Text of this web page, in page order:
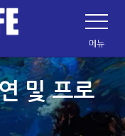
네
이
게
이
바
환
메뉴
및 프로